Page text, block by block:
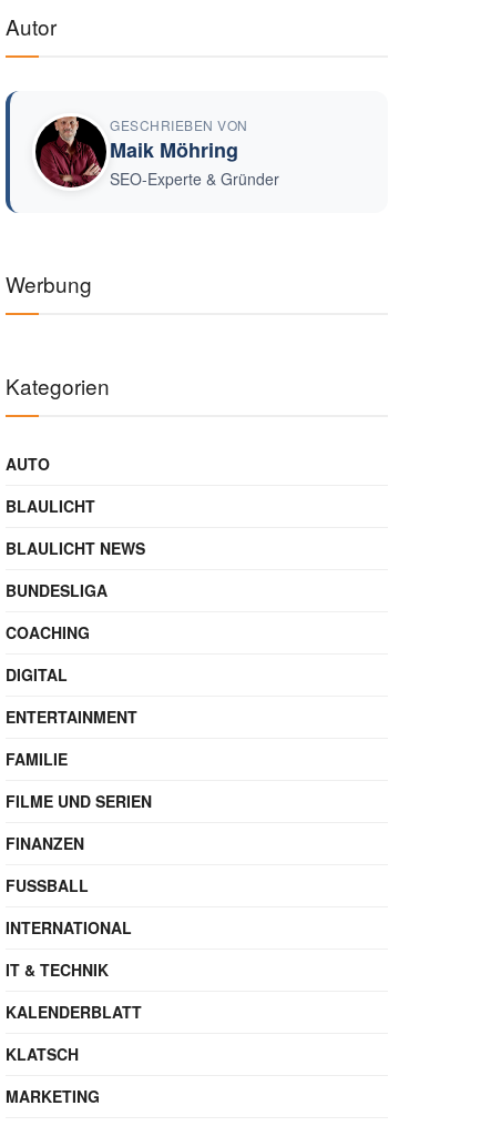
Autor
GESCHRIEBEN VON
Maik Möhring
SEO-Experte & Gründer
Werbung
Kategorien
AUTO
BLAULICHT
BLAULICHT NEWS
BUNDESLIGA
COACHING
DIGITAL
ENTERTAINMENT
FAMILIE
FILME UND SERIEN
FINANZEN
FUSSBALL
INTERNATIONAL
IT & TECHNIK
KALENDERBLATT
KLATSCH
MARKETING